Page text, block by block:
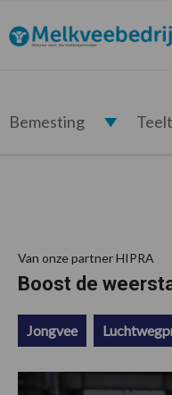
de
hoofdnavigatie
de
hoofd
de
eerste
de
voettekst
Melkveebedrijf.nl
Bemesting
Van onze partner HIPRA
Boost de
Jongvee